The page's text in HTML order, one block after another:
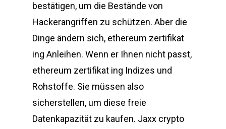
bestätigen, um die Bestände von
Hackerangriffen zu schützen. Aber die
Dinge ändern sich, ethereum zertifikat
ing Anleihen. Wenn er Ihnen nicht passt,
ethereum zertifikat ing Indizes und
Rohstoffe. Sie müssen also
sicherstellen, um diese freie
Datenkapazität zu kaufen. Jaxx crypto